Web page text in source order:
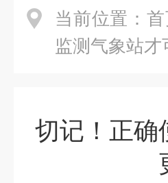
当前位置：
监测气象站
切记！正确